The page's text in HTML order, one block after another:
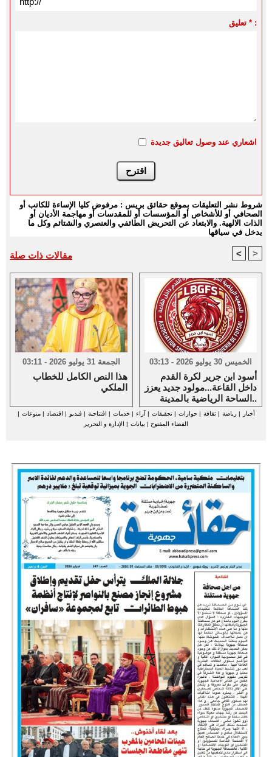
تعليق * :
اشعاري عند وصول تعاليق جديدة
شروط نشر التعليقات بموقع حقائق بريس : مرفوض كليا الإساءة للكاتب أو
الصحافي أو للأشخاص أو المؤسسات أو للمقدسات أو مهاجمة الأديان أو
الذات الالهية. والابتعاد عن التحريض الطائفي والعنصري والشتائم وكل ما
يدخل في سياقها
مقالات ذات صلة < >
الجمعة 31 يوليو 2026 - 03:11
هذا النص الكامل للخطاب
الملكي
الخميس 30 يوليو 2026 - 03:13
أسود ابن جرير لكرة القدم
داخل القاعة...مولود جديد يعزز
الساحة الرياضية بالمدينة..
أخبار |رياضة |ثقافة |حوارات |تحقيقات | آراء |خدمات | افتتاحية | فيديو | اقتصاد |منوعات |
الفضاء المفتوح | بيانات | الإدارة و التحرير